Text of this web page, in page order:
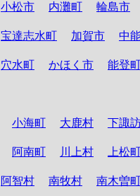
小松市 内灘町 輪島市
宝達志水町 加賀市 中
穴水町 かほく市 能登
小海町 大鹿村 下諏
阿南町 川上村 上松
阿智村 南牧村 南木曽